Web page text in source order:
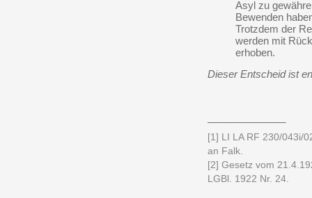
Asyl zu
Bewenden
Trotzdem der
werden mit
erhoben.
Dieser Entscheid ist
[1] LI LA RF 230/043i/
an Falk.
[2] Gesetz vom
LGBl. 1922 Nr. 24.